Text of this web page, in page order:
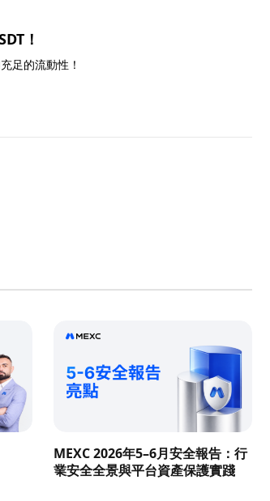
！
足的流動性！
MEXC 2026年5–6月安全報告：行
業安全全景與平台資產保護實踐